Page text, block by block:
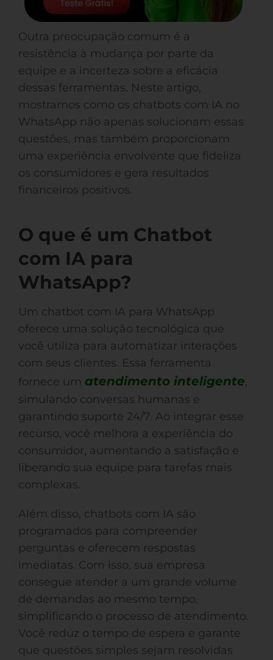
Outra preocupação comum é a
resistência à mudança por parte da
equipe e a incerteza sobre a eficácia
dessas ferramentas. Neste artigo,
mostramos como os chatbots com IA no
WhatsApp não apenas solucionam essas
questões, mas também proporcionam
uma experiência envolvente que fideliza
os consumidores e gera resultados
financeiros positivos.
O que é um Chatbot
com IA para
WhatsApp?
Um chatbot com IA para WhatsApp
oferece uma solução tecnológica que
você utiliza para automatizar interações
com seus clientes. Essa ferramenta
fornece um atendimento inteligente,
simulando conversas humanas e
garantindo suporte 24/7. Ao integrar esse
recurso, você melhora a experiência do
consumidor, aumentando a satisfação e
liberando sua equipe para tarefas mais
complexas.
Além disso, chatbots com IA são
programados para compreender
perguntas e oferecem respostas
imediatas. Com isso, sua empresa
consegue atender a um grande volume
de demandas ao mesmo tempo,
simplificando o processo de atendimento.
Você reduz o tempo de espera e garante
que questões simples sejam resolvidas